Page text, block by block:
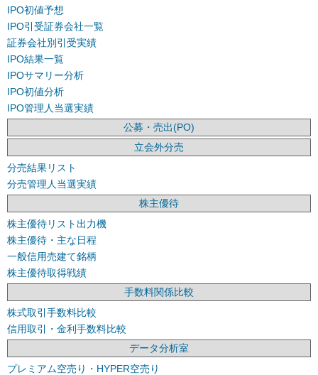
IPO初値予想
IPO引受証券会社一覧
証券会社別引受実績
IPO結果一覧
IPOサマリー分析
IPO初値分析
IPO管理人当選実績
公募・売出(PO)
立会外分売
分売結果リスト
分売管理人当選実績
株主優待
株主優待リスト出力機
株主優待・主な日程
一般信用売建て銘柄
株主優待取得戦績
手数料関係比較
株式取引手数料比較
信用取引・金利手数料比較
データ分析室
プレミアム空売り・HYPER空売り